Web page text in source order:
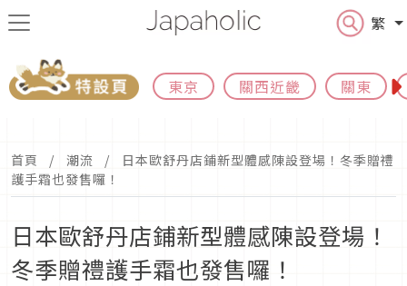
繁
東京 關西近畿 關東
首頁 潮流
日本歐舒丹店鋪新型體感陳設登場！冬季贈禮
護手霜也發售囉！
日本歐舒丹店鋪新型體感陳設登場！
冬季贈禮護手霜也發售囉！